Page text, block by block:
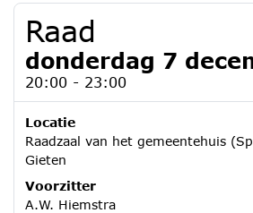
Raad
donderdag 7
20:00 - 23:00
Locatie
Raadzaal van het gemeentehuis
Gieten
Voorzitter
A.W. Hiemstra